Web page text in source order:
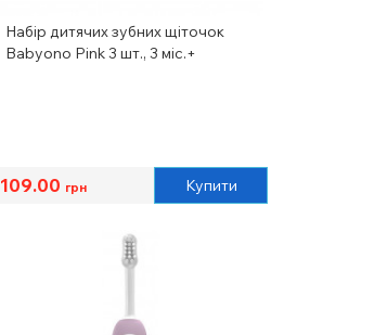
Набір дитячих зубних щіточок
Babyono Pink 3 шт., 3 міс.+
109.00 грн Купити